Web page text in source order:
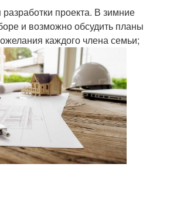
проекта. В зимние
и возможно обсудить планы
каждого члена семьи;